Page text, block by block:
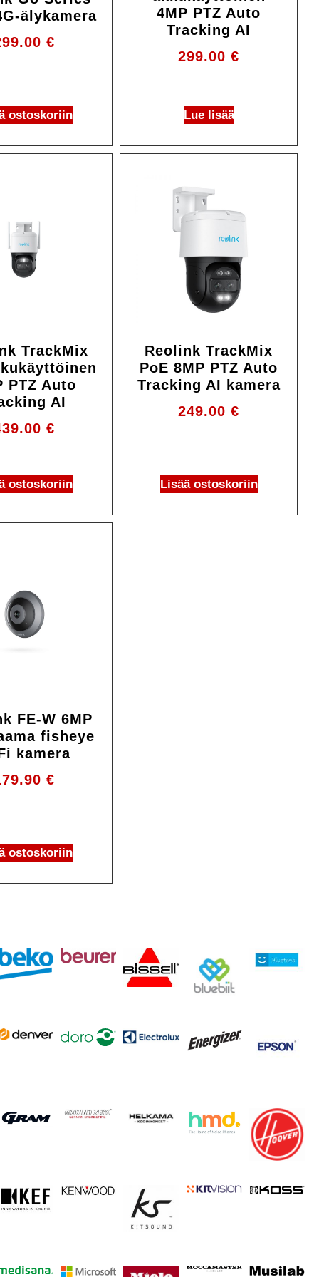
älykamera
€
ostoskoriin
4MP PTZ Auto
Tracking AI
299.00€
Lue lisää
TrackMix
PTZ Auto
AI
€
ostoskoriin
Reolink TrackMix
PoE 8MP PTZ Auto
Tracking AI kamera
249.00€
Lisää ostoskoriin
FE-W 6MP
fisheye
kamera
€
ostoskoriin